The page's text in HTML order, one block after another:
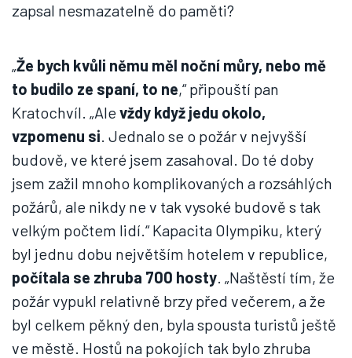
zapsal nesmazatelně do paměti?
„Že bych kvůli němu měl noční můry, nebo mě
to budilo ze spaní, to ne,“ připouští pan
Kratochvíl. „Alevždy když jedu okolo,
vzpomenu si. Jednalo se o požár v nejvyšší
budově, ve které jsem zasahoval. Do té doby
jsem zažil mnoho komplikovaných a rozsáhlých
požárů, ale nikdy ne v tak vysoké budově s tak
velkým počtem lidí.“ Kapacita Olympiku, který
byl jednu dobu největším hotelem v republice,
počítala se zhruba 700 hosty. „Naštěstí tím, že
požár vypukl relativně brzy před večerem, a že
byl celkem pěkný den, byla spousta turistů ještě
ve městě. Hostů na pokojích tak bylo zhruba